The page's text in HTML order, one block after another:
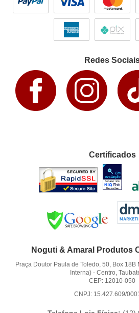
Redes
Certificados
Noguti & Amaral Produtos
Praça Doutor Paula de Toledo, 50, Box 18B
Interna) -Centro,
CEP: 12010-050
CNPJ: 15.427.609/